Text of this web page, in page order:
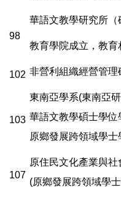
98
華語文教學研究所（
教育學院成立，教
102 非營利組織經營管
103
東南亞學系(東南亞
華語文教學碩士學
原鄉發展跨領域學
107
原住民文化產業與
(原鄉發展跨領域學